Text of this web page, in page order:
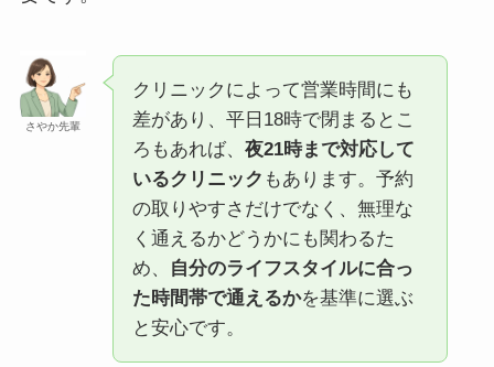
さやか先輩
クリニックによって営業時間にも
差があり、平日18時で閉まるとこ
ろもあれば、 夜21時まで対応して
いるクリニック もあります。予約
の取りやすさだけでなく、無理な
く通えるかどうかにも関わるた
め、
自分のライフスタイルに合っ
た時間帯で通えるかを基準に選ぶ
と安心です。